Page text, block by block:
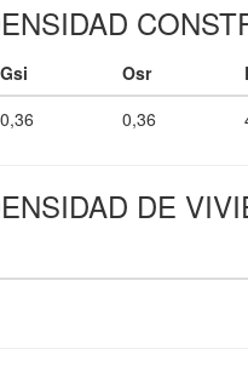
Gsi Osr
0,36 0,36
DE